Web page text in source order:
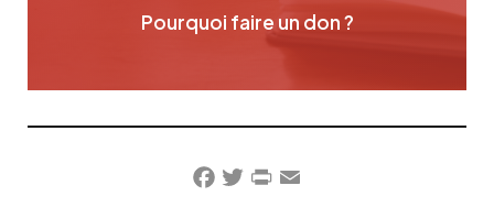
Pourquoi faire un don ?
Facebook
TwitterPrintFriendly
Email